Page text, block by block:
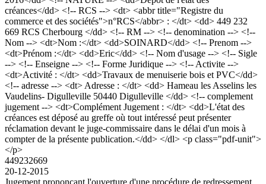
créances</dd> <!-- RCS --> <dt> <abbr title="Registre du
commerce et des sociétés">n°RCS</abbr> : </dt> <dd> 449 232
669 RCS Cherbourg </dd> <!-- RM --> <!-- denomination --> <!--
Nom --> <dt>Nom :</dt> <dd>SOINARD</dd> <!-- Prenom -->
<dt>Prénom :</dt> <dd>Eric</dd> <!-- Nom d'usage --> <!-- Sigle
--> <!-- Enseigne --> <!-- Forme Juridique --> <!-- Activite -->
<dt>Activité : </dt> <dd>Travaux de menuiserie bois et PVC</dd>
<!-- adresse --> <dt> Adresse : </dt> <dd> Hameau les Asselins les
Vaudelins- Digulleville 50440 Digulleville </dd> <!-- complement
jugement --> <dt>Complément Jugement : </dt> <dd>L'état des
créances est déposé au greffe où tout intéressé peut présenter
réclamation devant le juge-commissaire dans le délai d'un mois à
compter de la présente publication.</dd> </dl> <p class="pdf-unit">
</p>
449232669
20-12-2015
Jugement prononçant l'ouverture d'une procédure de redressement